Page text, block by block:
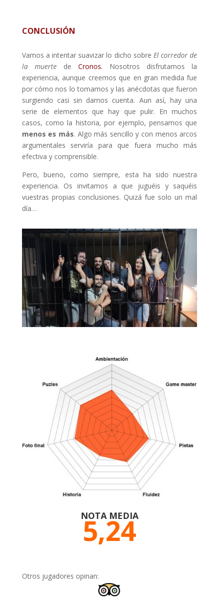
CONCLUSIÓN
Vamos a intentar suavizar lo dicho sobre El corredor de
la muerte deCronos. Nosotros disfrutamos la
experiencia, aunque creemos que en gran medida fue
por cómo nos lo tomamos y las anécdotas que fueron
surgiendo casi sin darnos cuenta. Aun así, hay una
serie de elementos que hay que pulir. En muchos
casos, como la historia, por ejemplo, pensamos que
menos es más. Algo más sencillo y con menos arcos
argumentales serviría para que fuera mucho más
efectiva y comprensible.
Pero, bueno, como siempre, esta ha sido nuestra
experiencia. Os invitamos a que juguéis y saquéis
vuestras propias conclusiones. Quizá fue solo un mal
día…
NOTA MEDIA
5,24
Otros jugadores opinan: